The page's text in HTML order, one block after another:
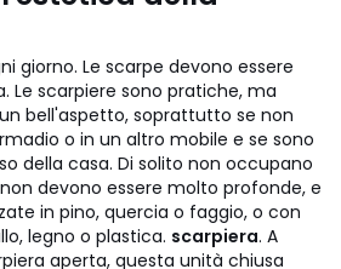
giorno. Le scarpe devono essere
Le scarpiere sono pratiche, ma
bell'aspetto, soprattutto se non
o in un altro mobile e se sono
della casa. Di solito non occupano
devono essere molto profonde, e
in pino, quercia o faggio, o con
legno o plastica. scarpiera. A
aperta, questa unità chiusa